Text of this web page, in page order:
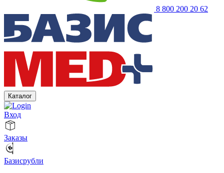
8 800 200 20 62
Каталог
Вход
Заказы
Базисрубли